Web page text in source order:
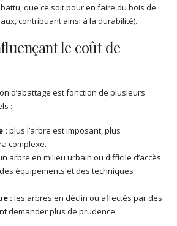
que ce soit pour en faire du bois de
contribuant ainsi à la durabilité).
le coût de
d’abattage est fonction de plusieurs
:
: plus l’arbre est imposant, plus
complexe.
arbre en milieu urbain ou difficile d’accès
équipements et des techniques
: les arbres en déclin ou affectés par des
demander plus de prudence.